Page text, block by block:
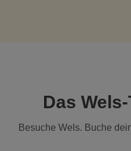
Das
Besuche Wels. Buche